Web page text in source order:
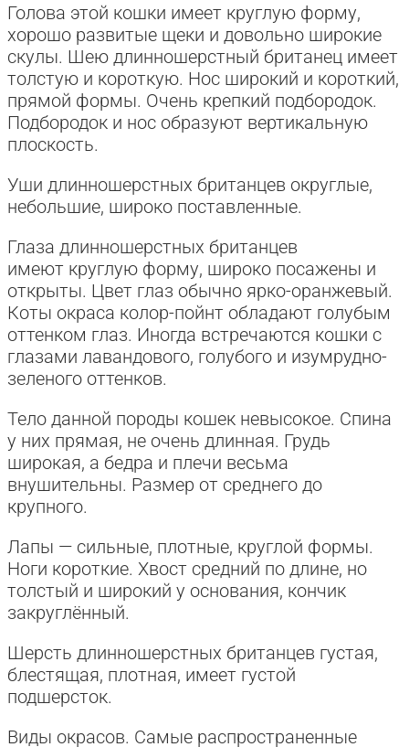
Голова этой кошки имеет круглую форму,
хорошо развитые щеки и довольно широкие
скулы. Шею длинношерстный британец имеет
толстую и короткую. Нос широкий и короткий,
прямой формы. Очень крепкий подбородок.
Подбородок и нос образуют вертикальную
плоскость.
Уши длинношерстных британцев округлые,
небольшие, широко поставленные.
Глаза длинношерстных британцев
имеют круглую форму, широко посажены и
открыты. Цвет глаз обычно ярко-оранжевый.
Коты окраса колор-пойнт обладают голубым
оттенком глаз. Иногда встречаются кошки с
глазами лавандового, голубого и изумрудно-
зеленого оттенков.
Тело данной породы кошек невысокое. Спина
у них прямая, не очень длинная. Грудь
широкая, а бедра и плечи весьма
внушительны. Размер от среднего до
крупного.
Лапы — сильные, плотные, круглой формы.
Ноги короткие. Хвост средний по длине, но
толстый и широкий у основания, кончик
закруглённый.
Шерсть длинношерстных британцев густая,
блестящая, плотная, имеет густой
подшерсток.
Виды окрасов. Самые распространенные